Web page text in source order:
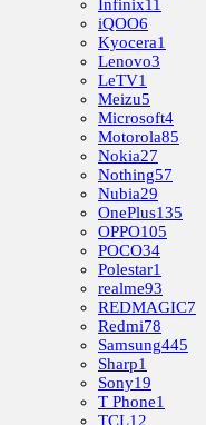
Infinix11
iQOO6
Kyocera1
Lenovo3
LeTV1
Meizu5
Microsoft4
Motorola85
Nokia27
Nothing57
Nubia29
OnePlus135
OPPO105
POCO34
Polestar1
realme93
REDMAGIC7
Redmi78
Samsung445
Sharp1
Sony19
T Phone1
TCL12